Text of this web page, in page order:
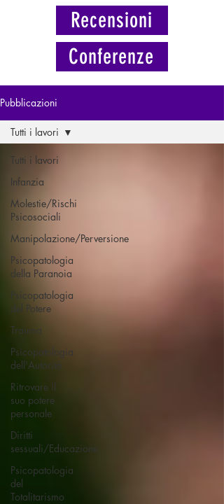
Recensioni
Conferenze
Pubblicazioni
Tutti i lavori
Infanzia
Molestie/Rischi
Psicosociali
Manipolazione/Perversione
Psicopatologia
della Paranoia
Psicopatologia
del Potere
Trauma
Psicopatologia
dell'Autorità
Ritrovare il
suo potere
personale
Diritti
sessuali/Educazione
Psicopatologia
del
Totalitarismo
Tutti i lavori